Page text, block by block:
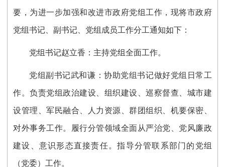
要，为进一步加强和改进市政府党组工作，现将市政府
党组书记、副书记、党组成员工作分工通知如下：
党组书记赵立香：主持党组全面工作。
党组副书记武和谦：协助党组书记做好党组日常工
作。负责党组政治建设、组织建设、巡察督查、城市建
设管理、军民融合、人力资源、群团组织、机要保密、
对外事务工作。履行分管领域全面从严治党、党风廉政
建设、意识形态直接责任。指导分管联系部门的党组
（党委）工作。